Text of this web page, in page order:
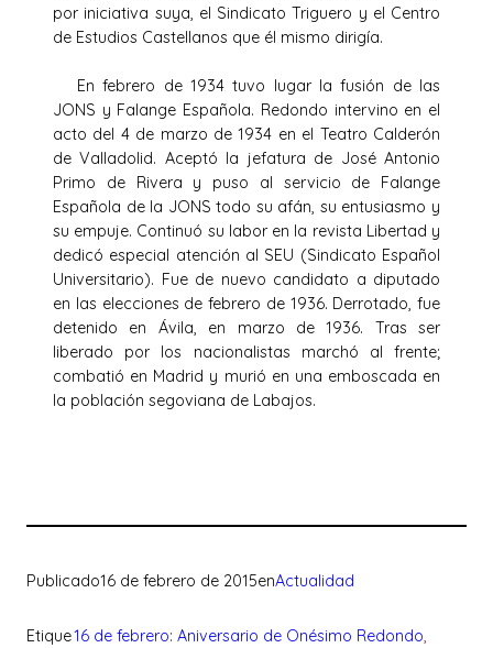
por iniciativa suya, el Sindicato Triguero y el Centro
de Estudios Castellanos que él mismo dirigía.
En febrero de 1934 tuvo lugar la fusión de las
JONS y Falange Española. Redondo intervino en el
acto del 4 de marzo de 1934 en el Teatro Calderón
de Valladolid. Aceptó la jefatura de José Antonio
Primo de Rivera y puso al servicio de Falange
Española de la JONS todo su afán, su entusiasmo y
su empuje. Continuó su labor en la revista Libertad y
dedicó especial atención al SEU (Sindicato Español
Universitario). Fue de nuevo candidato a diputado
en las elecciones de febrero de 1936. Derrotado, fue
detenido en Ávila, en marzo de 1936. Tras ser
liberado por los nacionalistas marchó al frente;
combatió en Madrid y murió en una emboscada en
la población segoviana de Labajos.
Publicado16 de febrero de 2015enActualidad
Etique16 de febrero: Aniversario de Onésimo Redondo